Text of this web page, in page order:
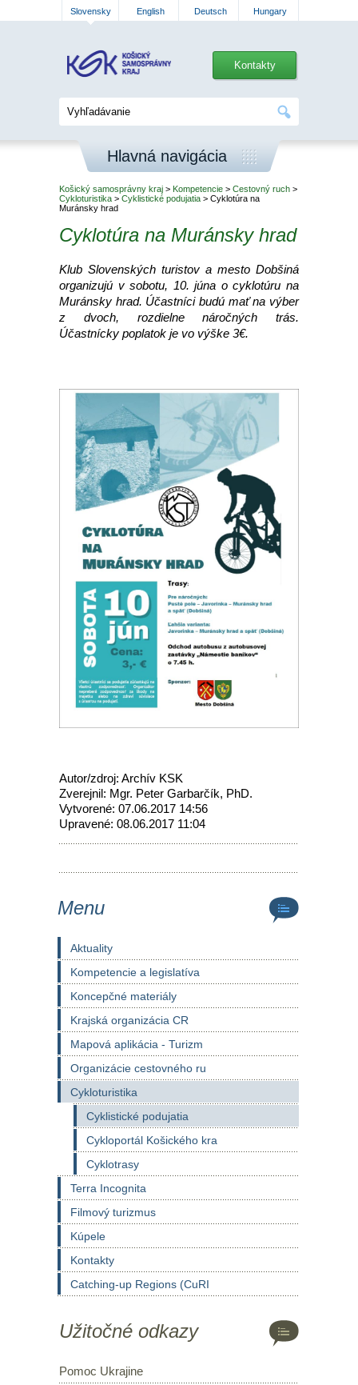
Slovensky English Deutsch Hungary
Kontakty
Hlavná navigácia
Košický samosprávny kraj > Kompetencie > Cestovný ruch >
Cykloturistika > Cyklistické podujatia > Cyklotúra na
Muránsky hrad
Cyklotúra na Muránsky hrad
Klub Slovenských turistov a mesto Dobšiná
organizujú v sobotu, 10. júna o cyklotúru na
Muránsky hrad. Účastníci budú mať na výber
z dvoch, rozdielne náročných trás.
Účastnícky poplatok je vo výške 3€.
Autor/zdroj: Archív KSK
Zverejnil: Mgr. Peter Garbarčík, PhD.
Vytvorené: 07.06.2017 14:56
Upravené: 08.06.2017 11:04
Menu
Aktuality
Kompetencie a legislatíva
Koncepčné materiály
Krajská organizácia CR
Mapová aplikácia - Turizm
Organizácie cestovného ru
Cykloturistika
Cyklistické podujatia
Cykloportál Košického kra
Cyklotrasy
Terra Incognita
Filmový turizmus
Kúpele
Kontakty
Catching-up Regions (CuRI
Užitočné odkazy
Pomoc Ukrajine